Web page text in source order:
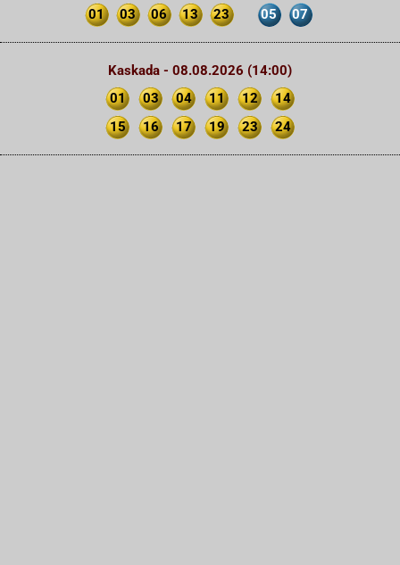
01 03 06 13 23 05 07
Kaskada - 08.08.2026 (14:00)
01
03 04 11 12
14
15
16 17 19 23 24